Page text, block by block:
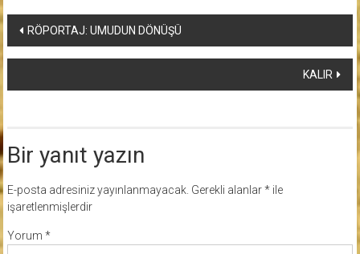
Yazı
dolaşımı
RÖPORTAJ: UMUDUN DÖNÜŞÜ
KALIR
Bir yanıt yazın
E-posta adresiniz yayınlanmayacak. Gerekli alanlar*ile
işaretlenmişlerdir
Yorum *